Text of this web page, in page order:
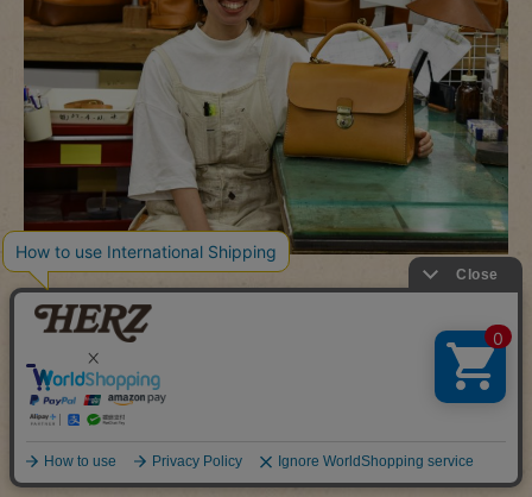
松下
「最後に改めて、お客様に一言いただけますか？」
青木
どこかで使ってくれている』っていうことを考えると、それ